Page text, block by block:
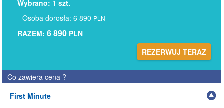
Wybrano: 1 szt.
Osoba dorosła: 6 890 PLN
RAZEM: 6 890 PLN
REZERWUJ TERAZ
Co zawiera cena ?
First Minute